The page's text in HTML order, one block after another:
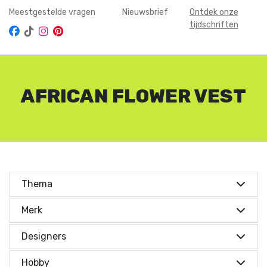
Meestgestelde vragen Nieuwsbrief
Ontdek onze
tijdschriften
AFRICAN FLOWER VEST
Thema
Kies je thema's
Kies je thema's
Cadeautips
Kleding & accessoires(1)
Merk
Merken
MerkenAan de Haak
Designers
Designers
Hobby